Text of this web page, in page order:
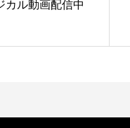
ル動画配信中